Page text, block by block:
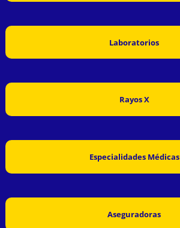
Laboratorios
Rayos X
Especialidades Médicas
Aseguradoras